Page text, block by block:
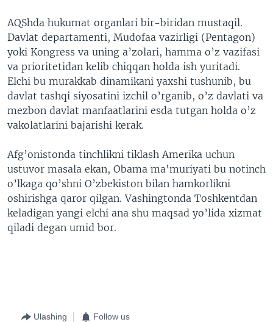
AQShda hukumat organlari bir-biridan mustaqil.
Davlat departamenti, Mudofaa vazirligi (Pentagon)
yoki Kongress va uning a’zolari, hamma o’z vazifasi
va prioritetidan kelib chiqqan holda ish yuritadi.
Elchi bu murakkab dinamikani yaxshi tushunib, bu
davlat tashqi siyosatini izchil o’rganib, o’z davlati va
mezbon davlat manfaatlarini esda tutgan holda o’z
vakolatlarini bajarishi kerak.
Afg’onistonda tinchlikni tiklash Amerika uchun
ustuvor masala ekan, Obama ma'muriyati bu notinch
o’lkaga qo’shni O’zbekiston bilan hamkorlikni
oshirishga qaror qilgan. Vashingtonda Toshkentdan
keladigan yangi elchi ana shu maqsad yo’lida xizmat
qiladi degan umid bor.
Ulashing Follow us